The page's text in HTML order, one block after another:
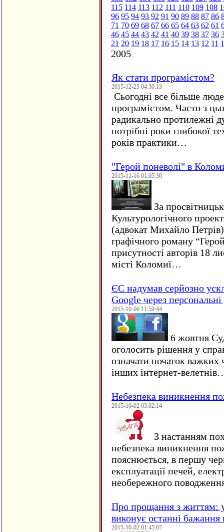
115 114 113 112 111 110 109 108
96 95 94 93 92 91 90 89 88 87 86
71 70 69 68 67 66 65 64 63 62 61
46 45 44 43 42 41 40 39 38 37 36
21 20 19 18 17 16 15 14 13 12 11
2005
Як стати програмістом?
2015-12-23 04:30:13
Сьогодні все більше
програмістом. Часто з
радикально протилежні
потрібні роки глибокої
років практики…
"Герой поневолі" в
2015-11-16 01:05:30
За
Культурологічного
(адвокат Михайло
графічного роману
присутності авторів 18
місті Коломиї…
ЄC надумав серйозно
Google через персональні
2015-10-06 11:59:44
6 жовтня
оголосить рішення у
означати початок важких
інших інтернет-
Небезпека виникнення
2015-10-02 03:02:14
З настанням
небезпека виникнення
пояснюється, в першу
експлуатації печей,
необережного
Про прощання з життям:
виконує останні
2015-10-02 01:45:07